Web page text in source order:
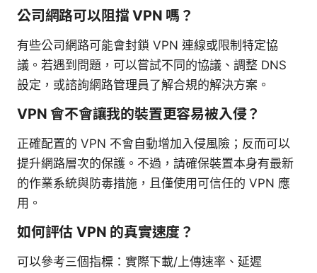
公司網路可以阻擋 VPN 嗎？
有些公司網路可能會封鎖 VPN 連線或限制特定協
議。若遇到問題，可以嘗試不同的協議、調整 DNS
設定，或諮詢網路管理員了解合規的解決方案。
VPN 會不會讓我的裝置更容易被入侵？
正確配置的 VPN 不會自動增加入侵風險；反而可以
提升網路層次的保護。不過，請確保裝置本身有最新
的作業系統與防毒措施，且僅使用可信任的 VPN 應
用。
如何評估 VPN 的真實速度？
可以參考三個指標：實際下載/上傳速率、延遲